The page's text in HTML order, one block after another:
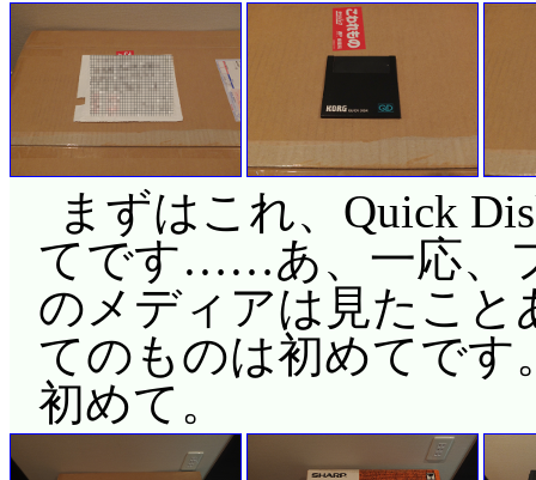
まずはこれ、Quick
てです……あ、一応、
のメディアは見たこと
てのものは初めてです
初めて。